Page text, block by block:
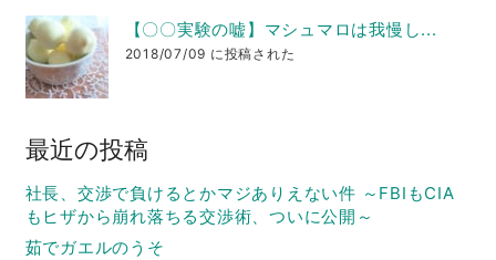
【〇〇実験の嘘】マシュマロは我慢し...
2018/07/09 に投稿された
最近の投稿
社長、交渉で負けるとかマジありえない件 ～FBIもCIA
もヒザから崩れ落ちる交渉術、ついに公開～
茹でガエルのうそ